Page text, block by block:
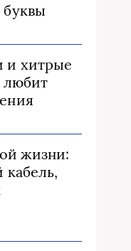
и хитрые
любит
жизни:
кабель,